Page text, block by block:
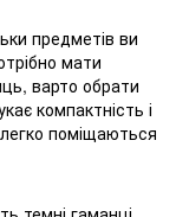
предметів ви
мати
варто обрати
компактність і
легко поміщаються